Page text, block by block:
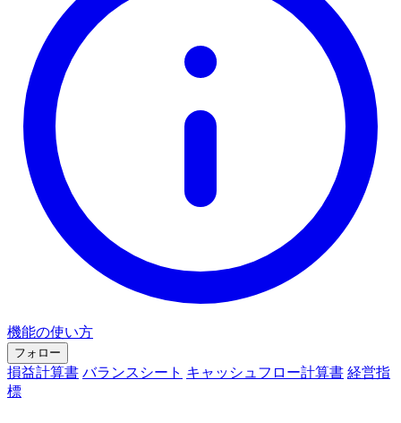
機能の使い方
フォロー
損益計算書 バランスシート キャッシュフロー計算書 経営指
標